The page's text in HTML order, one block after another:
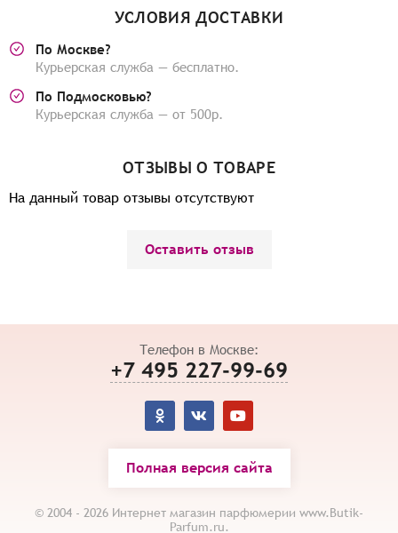
УСЛОВИЯ ДОСТАВКИ
По Москве?
Курьерская служба — бесплатно.
По Подмосковью?
Курьерская служба — от 500р.
ОТЗЫВЫ О ТОВАРЕ
На данный товар отзывы отсутствуют
Оставить отзыв
Телефон в Москве:
+7 495 227-99-69
Полная версия сайта
© 2004 - 2026 Интернет магазин парфюмерии www.Butik-
Parfum.ru.